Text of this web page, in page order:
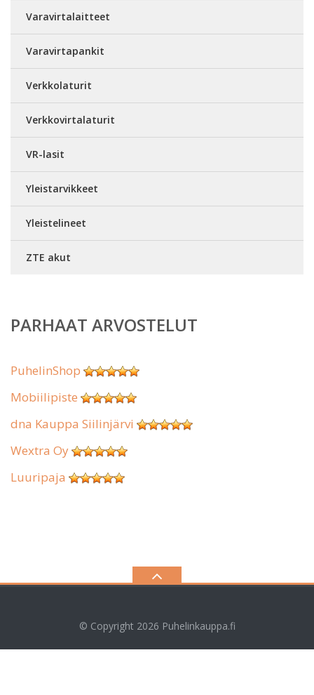
Varavirtalaitteet
Varavirtapankit
Verkkolaturit
Verkkovirtalaturit
VR-lasit
Yleistarvikkeet
Yleistelineet
ZTE akut
PARHAAT ARVOSTELUT
PuhelinShop
Mobiilipiste
dna Kauppa Siilinjärvi
Wextra Oy
Luuripaja
© Copyright 2026 Puhelinkauppa.fi